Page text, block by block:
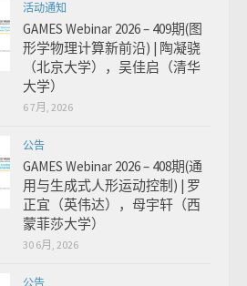
活动通知
GAMES Webinar 2026 – 409期(图
形学物理计算新前沿) | 陶凝骁
（北京大学），吴佳启（清华
大学）
6 7月, 2026
公告
GAMES Webinar 2026 – 408期(通
用与生成式人形运动控制) | 罗
正宜（英伟达），母宇轩（西
蒙菲莎大学）
30 6月, 2026
公告